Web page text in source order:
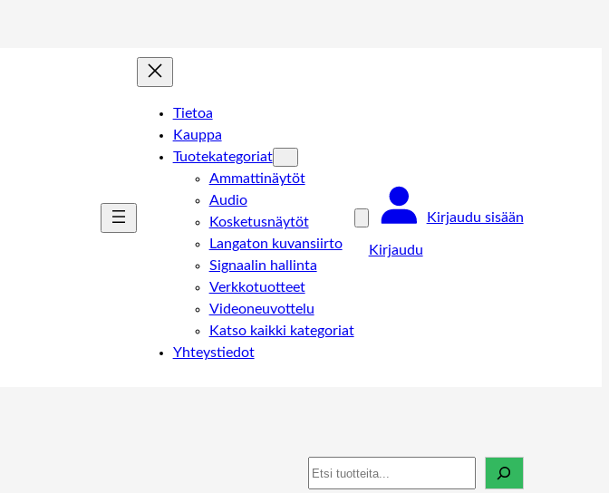
Tietoa
Kauppa
Tuotekategoriat
Ammattinäytöt
Audio
Kosketusnäytöt
Langaton kuvansiirto
Signaalin hallinta
Verkkotuotteet
Videoneuvottelu
Katso kaikki kategoriat
Yhteystiedot
Kirjaudu
Kirjaudu sisään
Haku